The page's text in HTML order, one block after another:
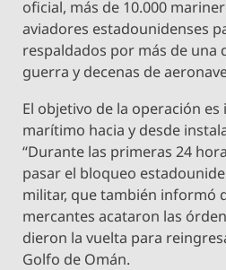
oficial, más de 10.000
aviadores estadounidenses
respaldados por más de una
guerra y decenas de
El objetivo de la operación
marítimo hacia y desde
“Durante las primeras 24
pasar el bloqueo
militar, que también informó
mercantes acataron las
dieron la vuelta para
Golfo de Omán.